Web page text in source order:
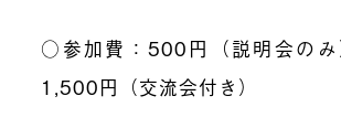
○参加費：500円（説明会の
1,500円（交流会付き）